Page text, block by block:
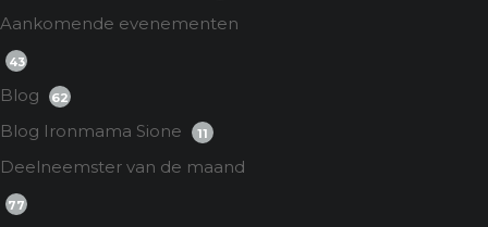
Aankomende evenementen
43
Blog 62
Blog Ironmama Sione 11
Deelneemster van de maand
77